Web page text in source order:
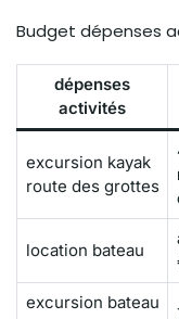
Budget dépenses
dépenses
activités
excursion kayak
route des grottes
location bateau
excursion bateau